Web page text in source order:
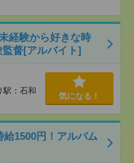
経験から好きな時
督[アルバイト]
駅：石和
気になる！
給1500円！アルバム